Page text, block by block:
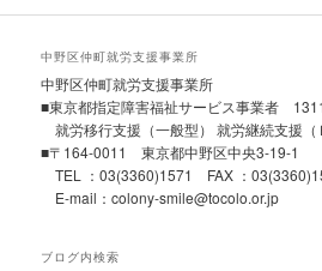
中野区仲町就労支援事業所
中野区仲町就労支援事業所
■東京都指定障害福祉サービス事業者
就労移行支援（一般型） 就労継続支援（
■〒164-0011 東京都中野区中央3-19-1
TEL ：03(3360)1571 FAX ：
E-mail：colony-smile@tocolo.or.jp
ブログ内検索